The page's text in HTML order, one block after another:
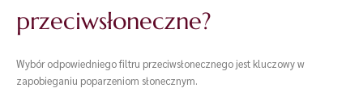
przeciwsłoneczne?
Wybór odpowiedniego filtru przeciwsłonecznego jest kluczowy w
zapobieganiu poparzeniom słonecznym.